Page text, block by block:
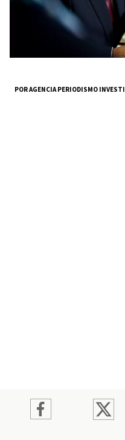
POR AGENCIA PERIODISMO